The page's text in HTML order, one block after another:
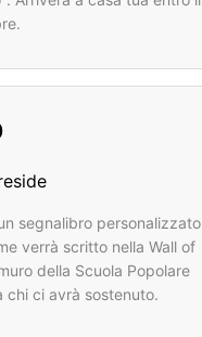
segnalibro personalizzato
verrà scritto nella Wall of
della Scuola Popolare
chi ci avrà sostenuto.